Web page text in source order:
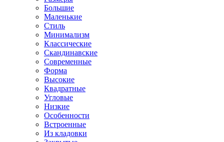
Большие
Маленькие
Стиль
Минимализм
Классические
Скандинавские
Современные
Форма
Высокие
Квадратные
Угловые
Низкие
Особенности
Встроенные
Из кладовки